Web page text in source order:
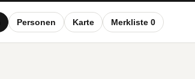
Personen Karte Merkliste 0